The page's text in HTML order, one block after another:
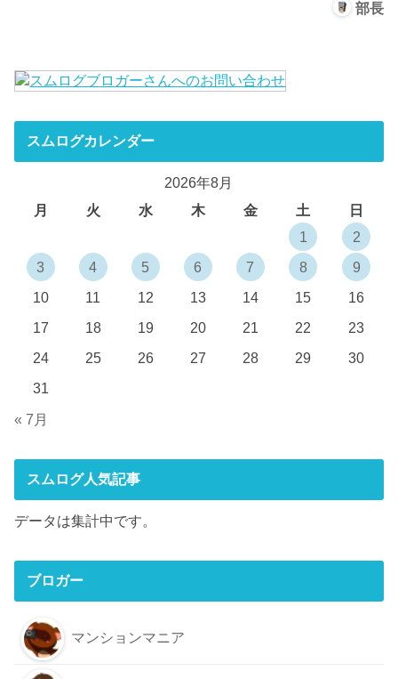
部長
スムログカレンダー
2026年8月
月
火 水 木 金 土
日
1
2
3
4 5 6 7 8
9
10
11 12 13 14 15
16
17
18 19 20 21 22
23
24
25 26 27 28 29
30
31
« 7月
スムログ人気記事
データは集計中です。
ブロガー
マンションマニア